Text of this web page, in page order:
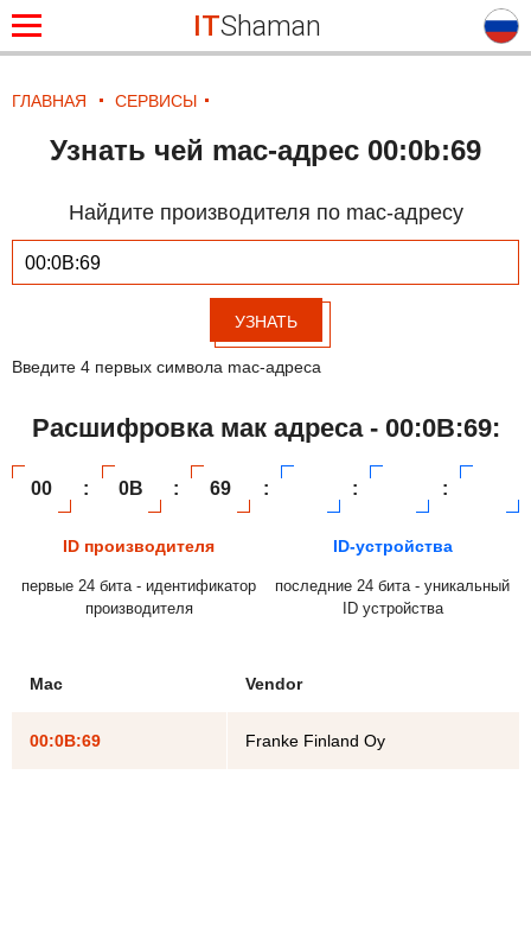
ITShaman
ГЛАВНАЯ СЕРВИСЫ
Узнать чей mac-адрес 00:0b:69
Найдите производителя по mac-адресу
УЗНАТЬ
Введите 4 первых символа mac-адреса
Расшифровка мак адреса - 00:0B:69:
00 : 0B : 69 : : :
ID производителя
первые 24 бита - идентификатор
производителя
ID-устройства
последние 24 бита - уникальный
ID устройства
Mac Vendor
00:0B:69 Franke Finland Oy